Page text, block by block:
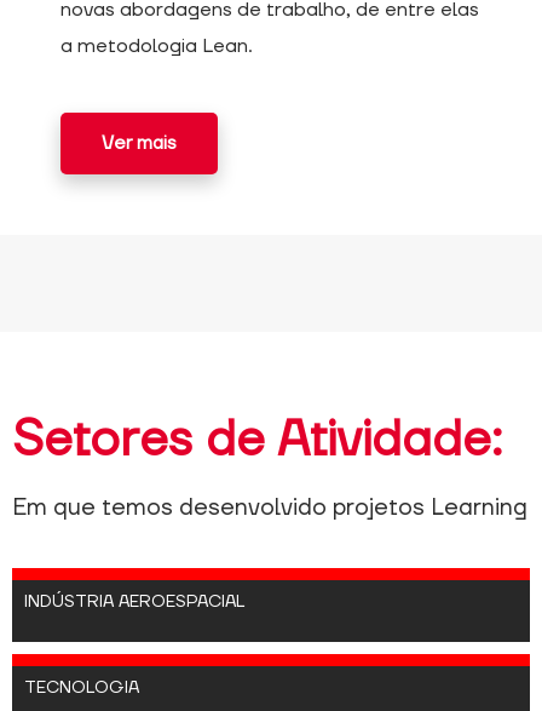
novas abordagens de trabalho, de entre elas
a metodologia Lean.
Ver mais
Setores de Atividade:
Em que temos desenvolvido projetos Learning
INDÚSTRIA AEROESPACIAL
TECNOLOGIA